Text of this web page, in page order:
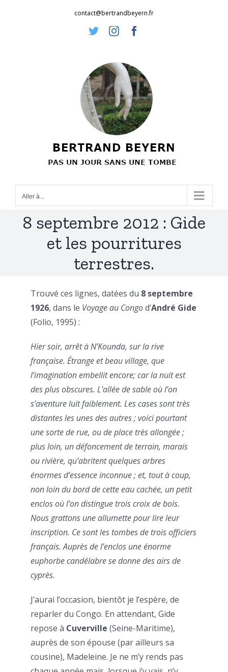
contact@bertrandbeyern.fr
TwitterInstagram
Aller à...
8 septembre 2012 : Gide
et les pourritures
terrestres.
Trouvé ces lignes, datées du 8 septembre
1926, dans le Voyage au Congod’André Gide
(Folio, 1995) :
Hier soir, arrêt à N’Kounda, sur la rive
française. Étrange et beau village, que
l’imagination embellit encore; car la nuit est
des plus obscures. L’allée de sable où l’on
s’aventure luit faiblement. Les cases sont très
distantes les unes des autres ; voici pourtant
une sorte de rue, ou de place très allongée ;
plus loin, un défoncement de terrain, marais
ou rivière, qu’abritent quelques arbres
énormes d’essence inconnue ; et, tout à coup,
non loin du bord de cette eau cachée, un petit
enclos où l’on distingue trois croix de bois.
Nous grattons une allumette pour lire leur
inscription. Ce sont les tombes de trois officiers
français. Auprès de l’enclos une énorme
euphorbe candélabre se donne des airs de
cyprès.
J’aurai l’occasion, bientôt je l’espère, de
reparler du Congo. En attendant, Gide
repose à Cuverville (Seine-Maritime),
auprès de son épouse (par ailleurs sa
cousine), Madeleine. Je ne m’y rends pas